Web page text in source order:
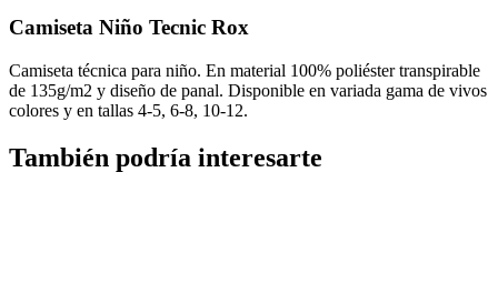
Camiseta Niño Tecnic Rox
Camiseta técnica para niño. En material 100% poliéster transpirable
de 135g/m2 y diseño de panal. Disponible en variada gama de vivos
colores y en tallas 4-5, 6-8, 10-12.
También podría interesarte